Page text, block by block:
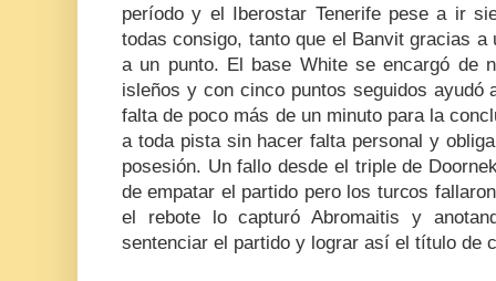
período y el Iberostar Tenerife pese a ir
todas consigo, tanto que el Banvit gracias
a un punto. El base White se encargó de
isleños y con cinco puntos seguidos
falta de poco más de un minuto para la
a toda pista sin hacer falta personal y
posesión. Un fallo desde el triple de
de empatar el partido pero los turcos
el rebote lo capturó Abromaitis y
sentenciar el partido y lograr así el título de